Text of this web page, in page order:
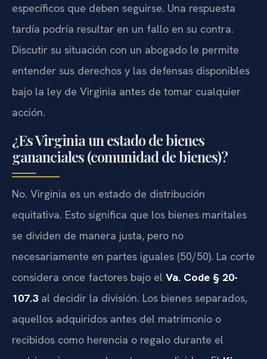
específicos que deben seguirse. Una respuesta
tardía podría resultar en un fallo en su contra.
Discutir su situación con un abogado le permite
entender sus derechos y las defensas disponibles
bajo la ley de Virginia antes de tomar cualquier
acción.
¿Es Virginia un estado de bienes
gananciales (comunidad de bienes)?
No. Virginia es un estado de distribución
equitativa. Esto significa que los bienes maritales
se dividen de manera justa, pero no
necesariamente en partes iguales (50/50). La corte
considera once factores bajo el Va. Code § 20-
107.3al decidir la división. Los bienes separados,
aquellos adquiridos antes del matrimonio o
recibidos como herencia o regalo durante el